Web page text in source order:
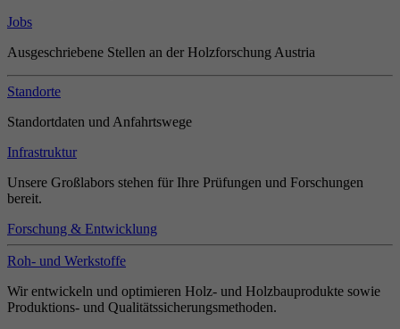
Jobs
Ausgeschriebene Stellen an der Holzforschung Austria
Standorte
Standortdaten und Anfahrtswege
Infrastruktur
Unsere Großlabors stehen für Ihre Prüfungen und Forschungen
bereit.
Forschung & Entwicklung
Roh- und Werkstoffe
Wir entwickeln und optimieren Holz- und Holzbauprodukte sowie
Produktions- und Qualitätssicherungsmethoden.